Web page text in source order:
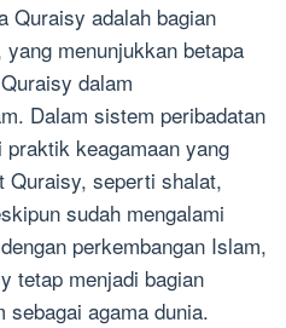
Quraisy adalah bagian
menunjukkan betapa
dalam
Dalam sistem peribadatan
keagamaan yang
Quraisy, seperti shalat,
sudah mengalami
perkembangan Islam,
tetap menjadi bagian
agama dunia.